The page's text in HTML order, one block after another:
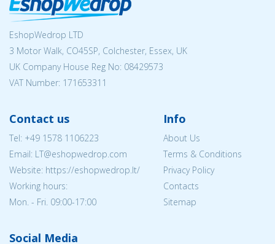
EshopWedrop LTD
3 Motor Walk, CO45SP, Colchester, Essex, UK
UK Company House Reg No: 08429573
VAT Number: 171653311
Contact us
Tel: +49 1578 1106223
Email: LT@eshopwedrop.com
Website: https://eshopwedrop.lt/
Working hours:
Mon. - Fri. 09:00-17:00
Info
About Us
Terms & Conditions
Privacy Policy
Contacts
Sitemap
Social Media